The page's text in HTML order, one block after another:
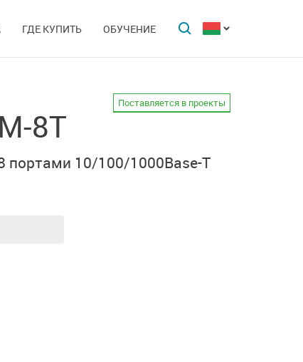
ГДЕ КУПИТЬ ОБУЧЕНИЕ
8T
Поставляется в проекты
портами 10/100/1000Base-T